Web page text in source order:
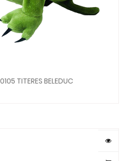
TITERES BELEDUC